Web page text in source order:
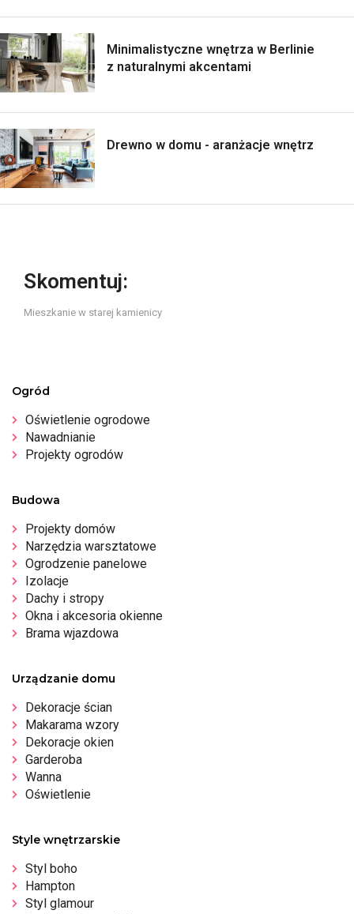
Minimalistyczne wnętrza w Berlinie
z naturalnymi akcentami
Drewno w domu - aranżacje wnętrz
Skomentuj:
Mieszkanie w starej kamienicy
Ogród
Oświetlenie ogrodowe
Nawadnianie
Projekty ogrodów
Budowa
Projekty domów
Narzędzia warsztatowe
Ogrodzenie panelowe
Izolacje
Dachy i stropy
Okna i akcesoria okienne
Brama wjazdowa
Urządzanie domu
Dekoracje ścian
Makarama wzory
Dekoracje okien
Garderoba
Wanna
Oświetlenie
Style wnętrzarskie
Styl boho
Hampton
Styl glamour